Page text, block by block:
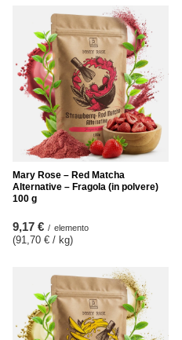
Mary Rose – Red Matcha
Alternative – Fragola (in polvere)
100 g
9,17 € / elemento
(91,70 € / kg)